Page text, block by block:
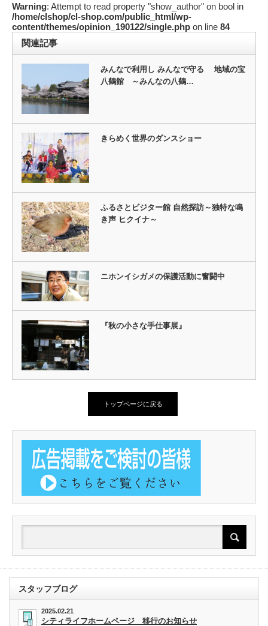
Warning: Attempt to read property "show_author" on bool in
/home/clshop/cl-shop.com/public_html/wp-
content/themes/opinion_190122/single.php on line 84
関連記事
みんなで利用し みんなで守る 地域の宝
八鶴館 ～みんなの八鶴…
きらめく世界のダンスショー
ふるさとビジター館 自然探訪～独特な鳴
き声 ヒクイナ～
ニホンイシガメの保護活動に奮闘中
『秋の小さな手仕事展』
トップページに戻る
スタッフブログ
2025.02.21
シティライフホームページ 移行のお知らせ